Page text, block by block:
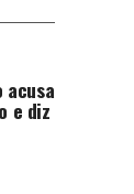
acusa
e diz